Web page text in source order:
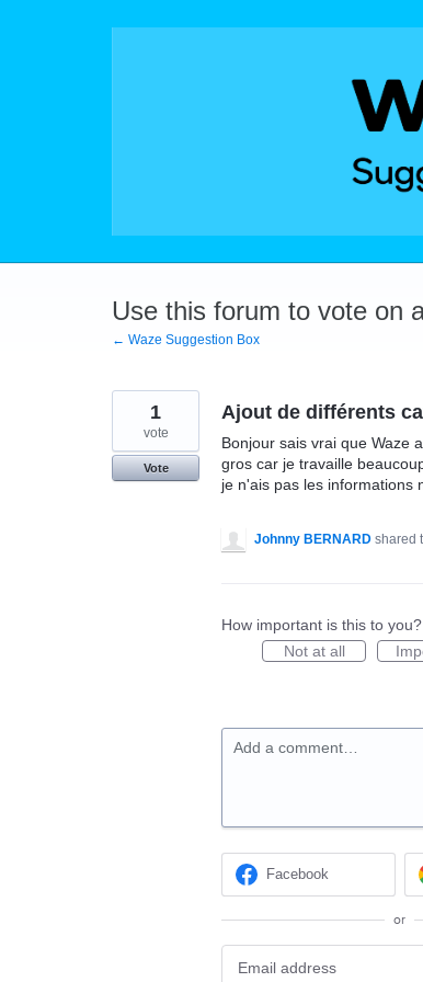
Use this forum to vote on
← Waze Suggestion Box
Ajout de différents
Bonjour sais vrai que Waze
gros car je travaille
je n'ais pas les informations
1
vote
Vote
Johnny BERNARD shared
How important is this to you?
Not at all
Add a comment…
Facebook
or